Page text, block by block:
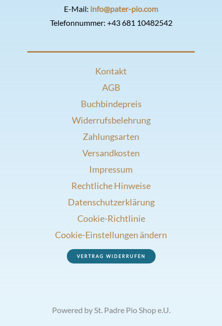
E-Mail: info@pater-pio.com
Telefonnummer: +43 681 10482542
Kontakt
AGB
Buchbindepreis
Widerrufsbelehrung
Zahlungsarten
Versandkosten
Impressum
Rechtliche Hinweise
Datenschutzerklärung
Cookie-Richtlinie
Cookie-Einstellungen ändern
VERTRAG WIDERRUFEN
Powered by St. Padre Pio Shop e.U.